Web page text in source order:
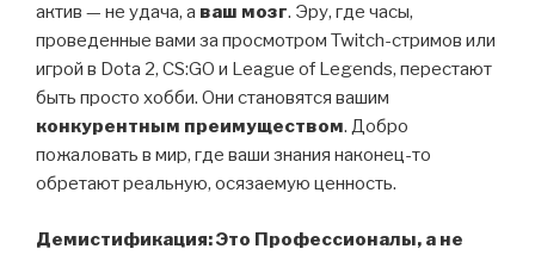
актив — не удача, а ваш мозг. Эру, где часы,
проведенные вами за просмотром Twitch-стримов или
игрой в Dota 2, CS:GO и League of Legends, перестают
быть просто хобби. Они становятся вашим
конкурентным преимуществом. Добро
пожаловать в мир, где ваши знания наконец-то
обретают реальную, осязаемую ценность.
Демистификация: Это Профессионалы, а не